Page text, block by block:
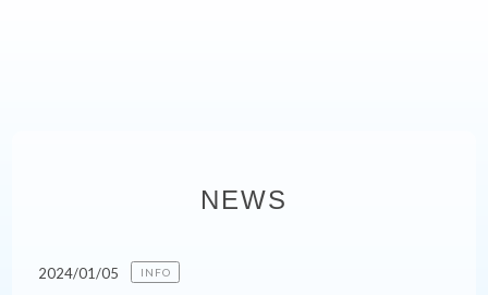
NEWS
2024/01/05 INFO